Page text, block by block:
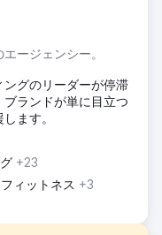
ージェンシー。
グのリーダーが停滞
ランドが単に目立つ
ます。
+23
ィットネス +3